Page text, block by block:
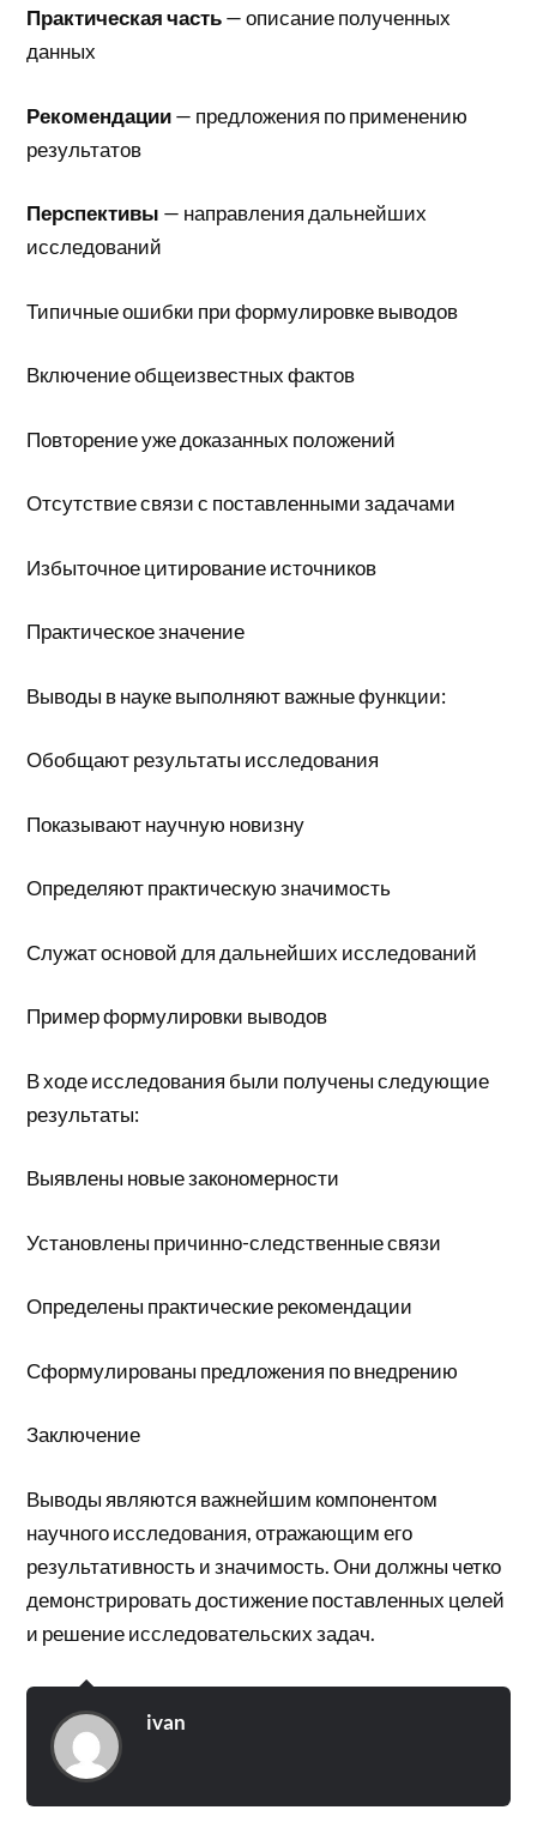
Практическая часть— описание полученных
данных
Рекомендации— предложения по применению
результатов
Перспективы — направления дальнейших
исследований
Типичные ошибки при формулировке выводов
Включение общеизвестных фактов
Повторение уже доказанных положений
Отсутствие связи с поставленными задачами
Избыточное цитирование источников
Практическое значение
Выводы в науке выполняют важные функции:
Обобщают результаты исследования
Показывают научную новизну
Определяют практическую значимость
Служат основой для дальнейших исследований
Пример формулировки выводов
В ходе исследования были получены следующие
результаты:
Выявлены новые закономерности
Установлены причинно-следственные связи
Определены практические рекомендации
Сформулированы предложения по внедрению
Заключение
Выводы являются важнейшим компонентом
научного исследования, отражающим его
результативность и значимость. Они должны четко
демонстрировать достижение поставленных целей
и решение исследовательских задач.
ivan